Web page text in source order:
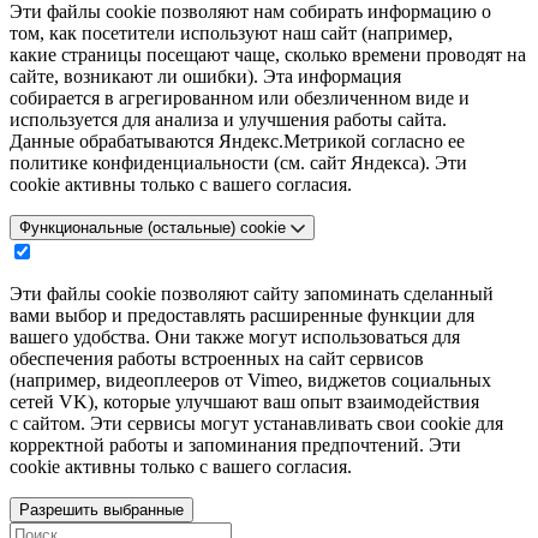
Эти файлы cookie позволяют нам собирать информацию о
том, как посетители используют наш сайт (например,
какие страницы посещают чаще, сколько времени проводят на
сайте, возникают ли ошибки). Эта информация
собирается в агрегированном или обезличенном виде и
используется для анализа и улучшения работы сайта.
Данные обрабатываются Яндекс.Метрикой согласно ее
политике конфиденциальности (см. сайт Яндекса). Эти
cookie активны только с вашего согласия.
Функциональные (остальные) cookie
Эти файлы cookie позволяют сайту запоминать сделанный
вами выбор и предоставлять расширенные функции для
вашего удобства. Они также могут использоваться для
обеспечения работы встроенных на сайт сервисов
(например, видеоплееров от Vimeo, виджетов социальных
сетей VK), которые улучшают ваш опыт взаимодействия
с сайтом. Эти сервисы могут устанавливать свои cookie для
корректной работы и запоминания предпочтений. Эти
cookie активны только с вашего согласия.
Разрешить выбранные